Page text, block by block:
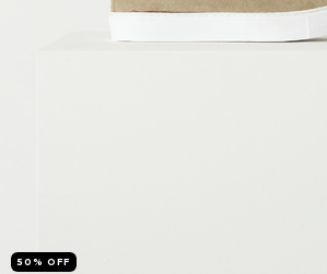
50 % OFF